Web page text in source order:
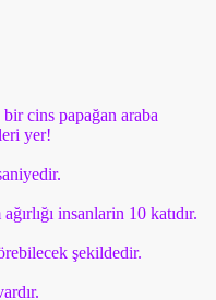
cins papağan araba
yer!
insanlarin 10 katıdır.
şekildedir.